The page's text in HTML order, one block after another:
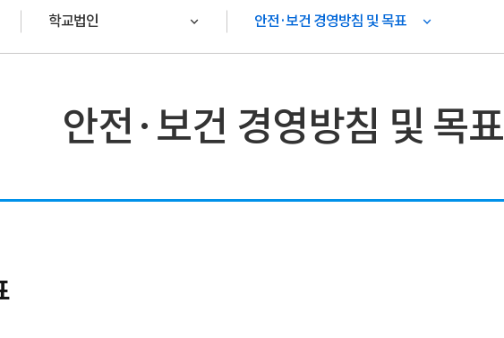
학교법인 안전·보건 경영방침 및 목표
안전·보건 경영방침 및 목표